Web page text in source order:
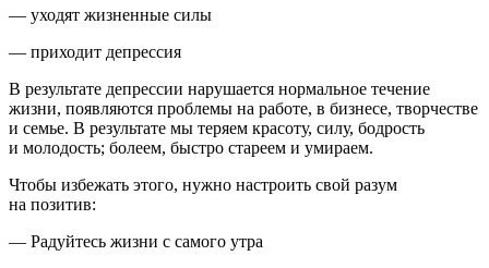
— уходят жизненные силы
— приходит депрессия
В результате депрессии нарушается нормальное течение
жизни, появляются проблемы на работе, в бизнесе, творчестве
и семье. В результате мы теряем красоту, силу, бодрость
и молодость; болеем, быстро стареем и умираем.
Чтобы избежать этого, нужно настроить свой разум
на позитив:
— Радуйтесь жизни с самого утра